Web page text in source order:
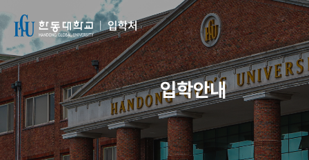
입학안내